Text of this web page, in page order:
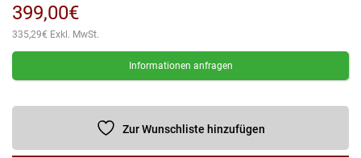
399,00€
335,29€ Exkl. MwSt.
Informationen anfragen
Zur Wunschliste hinzufügen